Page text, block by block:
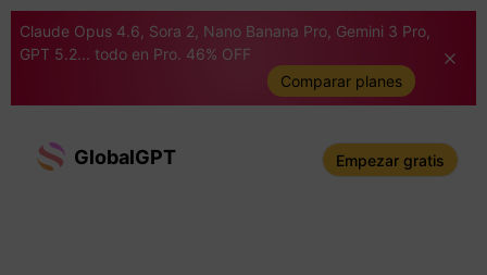
Claude Opus 4.6, Sora 2, Nano Banana Pro, Gemini 3 Pro,
GPT 5.2... todo en Pro. 46% OFF
Comparar planes
GlobalGPT Empezar gratis